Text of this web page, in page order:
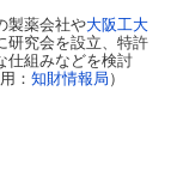
製薬会社や大阪工大
研究会を設立、特許
仕組みなどを検討
： 知財情報局 ）